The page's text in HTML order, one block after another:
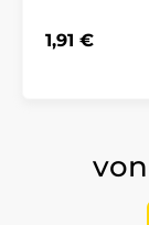
1,91 €